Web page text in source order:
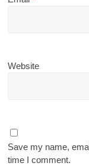
Website
Save my name,
time I comment.